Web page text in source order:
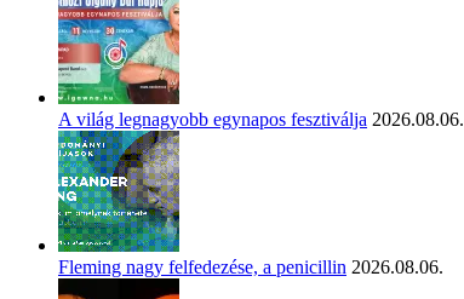
A világ legnagyobb egynapos fesztiválja 2026.08.06.
Fleming nagy felfedezése, a penicillin 2026.08.06.